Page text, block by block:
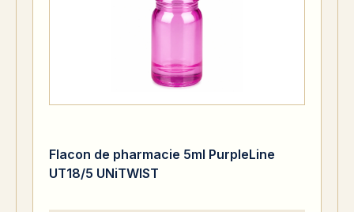
Flacon de pharmacie 5ml PurpleLine
UT18/5 UNiTWIST